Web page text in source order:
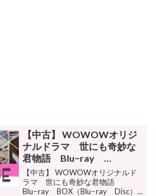
【中古】 WOWOWオリジ
ナルドラマ 世にも奇妙な
君物語 Blu−ray
BOX（Blu−ray Disc）／
黒島結菜,葵わかな,佐藤勝
利,田中麗奈,上田竜也,柏原
【中古】 WOWOWオリジナルド
ラマ 世にも奇妙な君物語
Blu−ray BOX（Blu−ray Disc）